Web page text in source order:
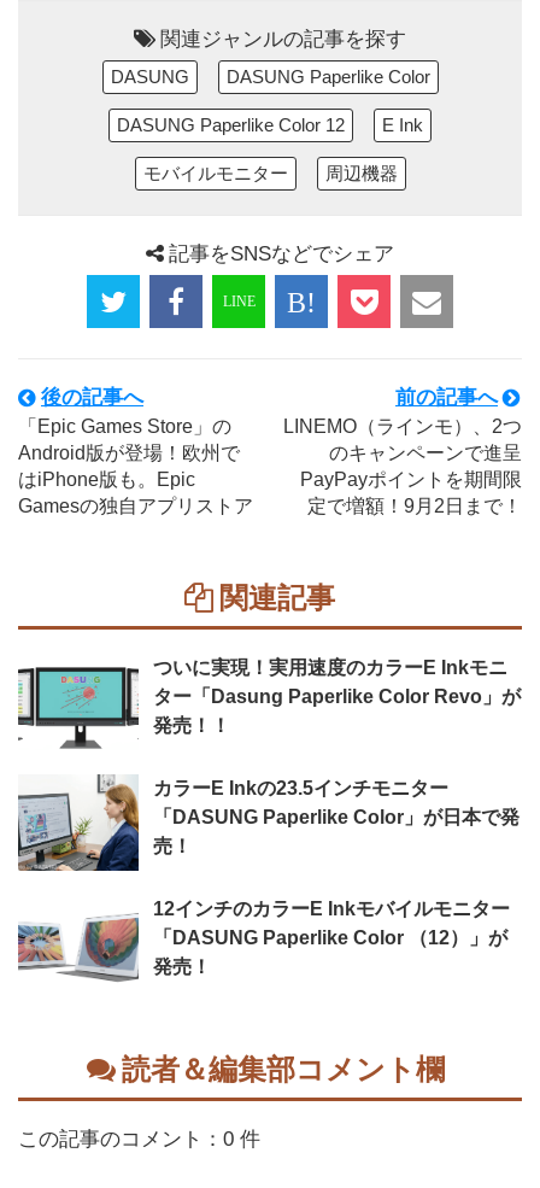
関連ジャンルの記事を探す
DASUNG DASUNG Paperlike Color
DASUNG Paperlike Color 12 E Ink
モバイルモニター 周辺機器
記事をSNSなどでシェア
後の記事へ
「Epic Games Store」の
Android版が登場！欧州で
はiPhone版も。Epic
Gamesの独自アプリストア
前の記事へ
LINEMO（ラインモ）、2つ
のキャンペーンで進呈
PayPayポイントを期間限
定で増額！9月2日まで！
関連記事
ついに実現！実用速度のカラーE Inkモニ
ター「Dasung Paperlike Color Revo」が
発売！！
カラーE Inkの23.5インチモニター
「DASUNG Paperlike Color」が日本で発
売！
12インチのカラーE Inkモバイルモニター
「DASUNG Paperlike Color （12）」が
発売！
読者＆編集部コメント欄
この記事のコメント：0 件